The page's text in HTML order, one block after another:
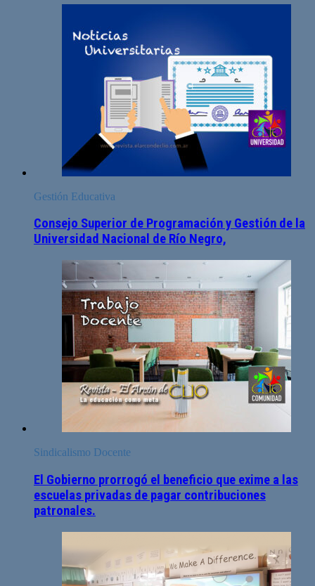
Gestión Educativa
Consejo Superior de Programación y Gestión de la
Universidad Nacional de Río Negro,
Sindicalismo Docente
El Gobierno prorrogó el beneficio que exime a las
escuelas privadas de pagar contribuciones
patronales.